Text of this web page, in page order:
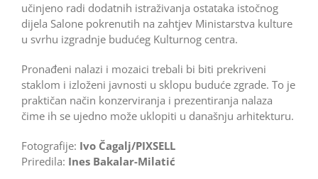
učinjeno radi dodatnih istraživanja ostataka istočnog
dijela Salone pokrenutih na zahtjev Ministarstva kulture
u svrhu izgradnje budućeg Kulturnog centra.
Pronađeni nalazi i mozaici trebali bi biti prekriveni
staklom i izloženi javnosti u sklopu buduće zgrade. To je
praktičan način konzerviranja i prezentiranja nalaza
čime ih se ujedno može uklopiti u današnju arhitekturu.
Fotografije: Ivo Čagalj/PIXSELL
Priredila: Ines Bakalar-Milatić